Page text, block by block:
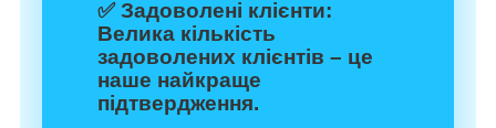
✅Задоволені клієнти:
Велика кількість
задоволених клієнтів – це
наше найкраще
підтвердження.